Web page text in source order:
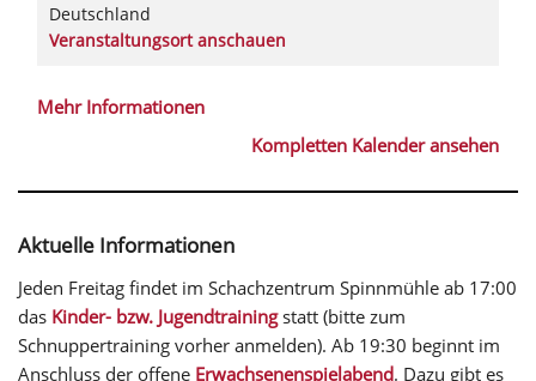
Deutschland
Veranstaltungsort anschauen
Mehr Informationen
Kompletten Kalender ansehen
Aktuelle Informationen
Jeden Freitag findet im Schachzentrum Spinnmühle ab 17:00
das Kinder- bzw. Jugendtrainingstatt (bitte zum
Schnuppertraining vorher anmelden). Ab 19:30 beginnt im
Anschluss der offene Erwachsenenspielabend. Dazu gibt es